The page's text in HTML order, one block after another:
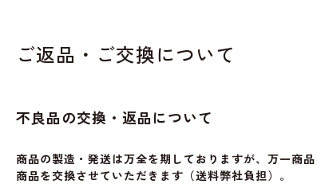
ご返品・ご交換について
不良品の交換・返品について
商品の製造・発送は万全を期しておりますが、万一商
商品を交換させていただきます（送料弊社負担）。